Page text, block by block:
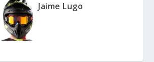
Jaime Lugo